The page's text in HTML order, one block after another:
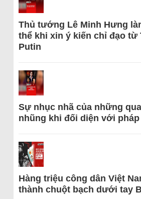
Thủ tướng Lê Minh Hưng
thể khi xin ý kiến chỉ đạo từ
Putin
Sự nhục nhã của những
nhũng khi đối diện với
Hàng triệu công dân Việt
thành chuột bạch dưới tay